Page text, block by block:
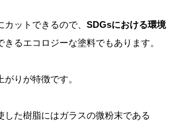
ットできるので、 SDGsにおける環境
きるエコロジーな塗料でもあります。
りが特徴です。
した樹脂にはガラスの微粉末である